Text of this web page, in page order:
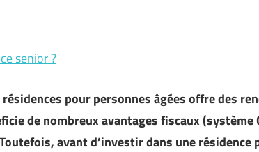
senior ?
pour personnes âgées offre des
de nombreux avantages fiscaux
avant d’investir dans une résidence